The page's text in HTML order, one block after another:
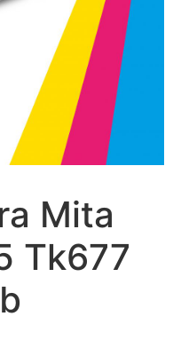
Mita
Tk677